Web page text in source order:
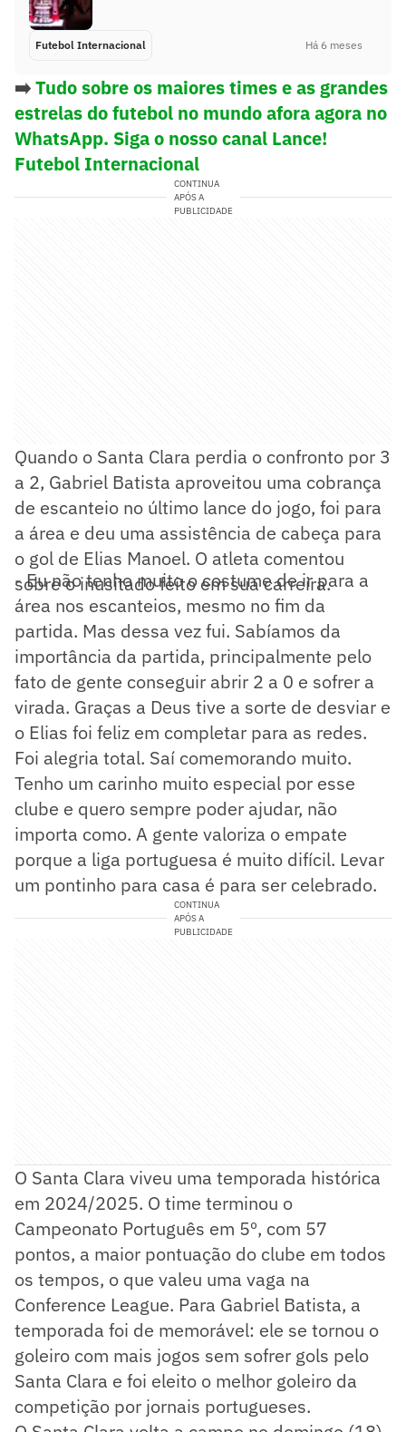
Futebol Internacional Há 6 meses
➡️Tudo sobre os maiores times e as grandes
estrelas do futebol no mundo afora agora no
WhatsApp. Siga o nosso canal Lance!
Futebol Internacional
CONTINUA
APÓS A
PUBLICIDADE
Quando o Santa Clara perdia o confronto por 3
a 2, Gabriel Batista aproveitou uma cobrança
de escanteio no último lance do jogo, foi para
a área e deu uma assistência de cabeça para
o gol de Elias Manoel. O atleta comentou
sobre o inusitado feito em sua carreira.
- Eu não tenho muito o costume de ir para a
área nos escanteios, mesmo no fim da
partida. Mas dessa vez fui. Sabíamos da
importância da partida, principalmente pelo
fato de gente conseguir abrir 2 a 0 e sofrer a
virada. Graças a Deus tive a sorte de desviar e
o Elias foi feliz em completar para as redes.
Foi alegria total. Saí comemorando muito.
Tenho um carinho muito especial por esse
clube e quero sempre poder ajudar, não
importa como. A gente valoriza o empate
porque a liga portuguesa é muito difícil. Levar
um pontinho para casa é para ser celebrado.
CONTINUA
APÓS A
PUBLICIDADE
O Santa Clara viveu uma temporada histórica
em 2024/2025. O time terminou o
Campeonato Português em 5º, com 57
pontos, a maior pontuação do clube em todos
os tempos, o que valeu uma vaga na
Conference League. Para Gabriel Batista, a
temporada foi de memorável: ele se tornou o
goleiro com mais jogos sem sofrer gols pelo
Santa Clara e foi eleito o melhor goleiro da
competição por jornais portugueses.